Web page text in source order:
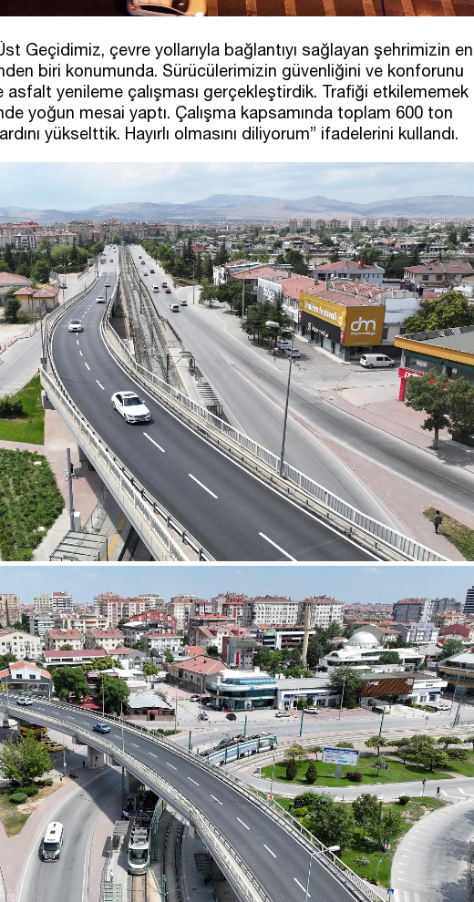
Geçidimiz, çevre yollarıyla bağlantıyı sağlayan şehrimizin en
biri konumunda. Sürücülerimizin güvenliğini ve konforunu
asfalt yenileme çalışması gerçekleştirdik. Trafiği etkilememek
yoğun mesai yaptı. Çalışma kapsamında toplam 600 ton
yükselttik. Hayırlı olmasını diliyorum” ifadelerini kullandı.